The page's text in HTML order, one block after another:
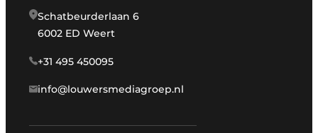
Schatbeurderlaan 6
6002 ED Weert
+31 495 450095
info@louwersmediagroep.nl